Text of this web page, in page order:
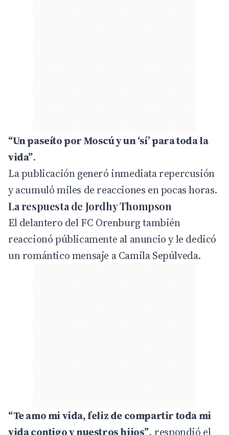
“Un paseíto por Moscú y un ‘sí’ para toda la
vida”.
La publicación generó inmediata repercusión
y acumuló miles de reacciones en pocas horas.
La respuesta de Jordhy Thompson
El delantero del FC Orenburg también
reaccionó públicamente al anuncio y le dedicó
un romántico mensaje a Camila Sepúlveda.
“Te amo mi vida, feliz de compartir toda mi
vida contigo y nuestros hijos”, respondió el